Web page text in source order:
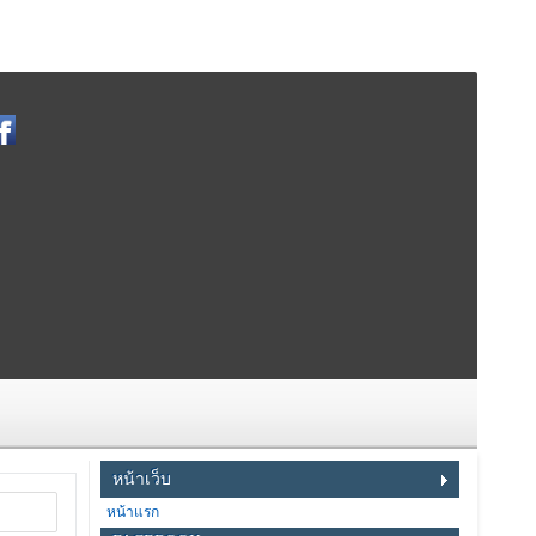
หน้าเว็บ
หน้าแรก